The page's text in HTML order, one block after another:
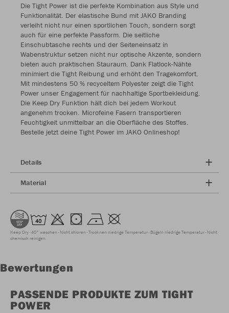
Die Tight Power ist die perfekte Kombination aus Style und
Funktionalität. Der elastische Bund mit JAKO Branding
verleiht nicht nur einen sportlichen Touch, sondern sorgt
auch für eine perfekte Passform. Die seitliche
Einschubtasche rechts und der Seiteneinsatz in
Wabenstruktur setzen nicht nur optische Akzente, sondern
bieten auch praktischen Stauraum. Dank Flatlock-Nähte
minimiert die Tight Reibung und erhöht den Tragekomfort.
Mit mindestens 50 % recyceltem Polyester zeigt die Tight
Power unser Engagement für nachhaltige Sportbekleidung.
Die Keep Dry Funktion hält dich bei jedem Workout
angenehm trocken. Microfeine Fasern transportieren
Feuchtigkeit unmittelbar an die Oberfläche des Stoffes.
Bestelle jetzt deine Tight Power im JAKO Onlineshop!
Details
Material
Keep Dry 40° waschen Nicht chloren Trocknen niedrige Temperatur Bügeln niedrige Temperatur Nicht
chemisch reinigen
Bewertungen
PASSENDE PRODUKTE ZUM TIGHT
POWER